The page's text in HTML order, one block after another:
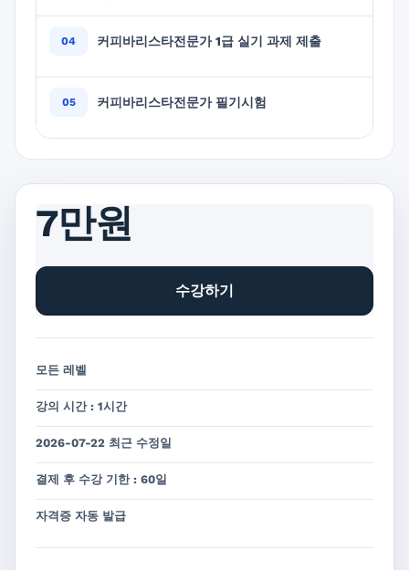
커피바리스타전문가 1급 실기 과제 제출
커피바리스타전문가 필기시험
7만원
수강하기
모든 레벨
강의 시간 : 1시간
2026-07-22 최근 수정일
결제 후 수강 기한 : 60일
자격증 자동 발급